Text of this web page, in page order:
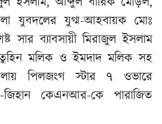
যুবদলের যুগ্ম-আহবায়ক মোঃ
সার ব্যাবসায়ী মিরাজুল ইসলাম
মলি­ক ও ইমদাদ মলি­ক সহ
পিলজংগ স্টার ৭ ওভারে
কেএনআর-কে পারাজিত